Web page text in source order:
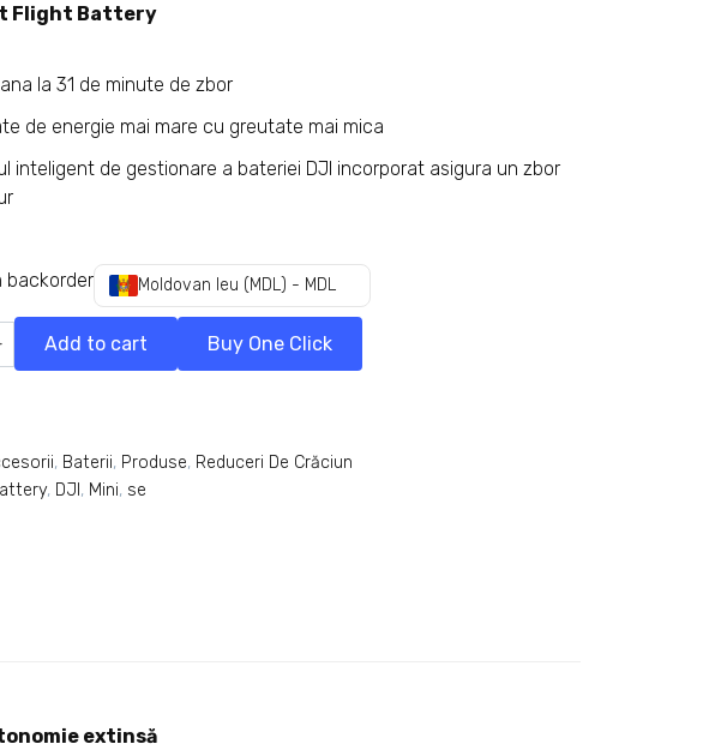
Flight Battery
la 31 de minute de zbor
de energie mai mare cu greutate mai mica
inteligent de gestionare a bateriei DJI incorporat asigura un zbor
backorder Moldovan leu (MDL) - MDL
Add to cart Buy One Click
, Baterii, Produse, ‎Reduceri De Crăciun
, DJI , Mini, se
extinsă